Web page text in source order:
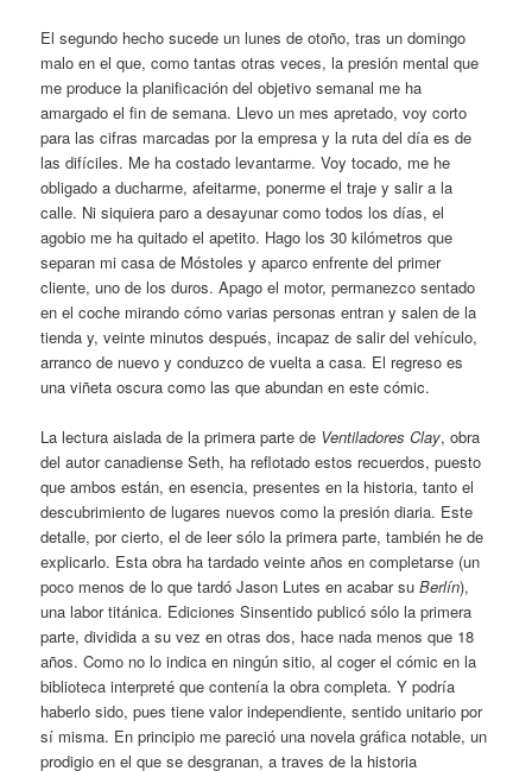
El segundo hecho sucede un lunes de otoño, tras un domingo
malo en el que, como tantas otras veces, la presión mental que
me produce la planificación del objetivo semanal me ha
amargado el fin de semana. Llevo un mes apretado, voy corto
para las cifras marcadas por la empresa y la ruta del día es de
las difíciles. Me ha costado levantarme. Voy tocado, me he
obligado a ducharme, afeitarme, ponerme el traje y salir a la
calle. Ni siquiera paro a desayunar como todos los días, el
agobio me ha quitado el apetito. Hago los 30 kilómetros que
separan mi casa de Móstoles y aparco enfrente del primer
cliente, uno de los duros. Apago el motor, permanezco sentado
en el coche mirando cómo varias personas entran y salen de la
tienda y, veinte minutos después, incapaz de salir del vehículo,
arranco de nuevo y conduzco de vuelta a casa. El regreso es
una viñeta oscura como las que abundan en este cómic.
La lectura aislada de la primera parte de Ventiladores Clay, obra
del autor canadiense Seth, ha reflotado estos recuerdos, puesto
que ambos están, en esencia, presentes en la historia, tanto el
descubrimiento de lugares nuevos como la presión diaria. Este
detalle, por cierto, el de leer sólo la primera parte, también he de
explicarlo. Esta obra ha tardado veinte años en completarse (un
poco menos de lo que tardó Jason Lutes en acabar suBerlín),
una labor titánica. Ediciones Sinsentido publicó sólo la primera
parte, dividida a su vez en otras dos, hace nada menos que 18
años. Como no lo indica en ningún sitio, al coger el cómic en la
biblioteca interpreté que contenía la obra completa. Y podría
haberlo sido, pues tiene valor independiente, sentido unitario por
sí misma. En principio me pareció una novela gráfica notable, un
prodigio en el que se desgranan, a traves de la historia